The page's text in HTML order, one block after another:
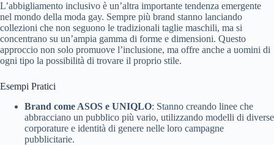
L’abbigliamento inclusivo è un’altra importante tendenza emergente
nel mondo della moda gay. Sempre più brand stanno lanciando
collezioni che non seguono le tradizionali taglie maschili, ma si
concentrano su un’ampia gamma di forme e dimensioni. Questo
approccio non solo promuove l’inclusione, ma offre anche a uomini di
ogni tipo la possibilità di trovare il proprio stile.
Esempi Pratici
Brand come ASOS e UNIQLO: Stanno creando linee che
abbracciano un pubblico più vario, utilizzando modelli di diverse
corporature e identità di genere nelle loro campagne
pubblicitarie.